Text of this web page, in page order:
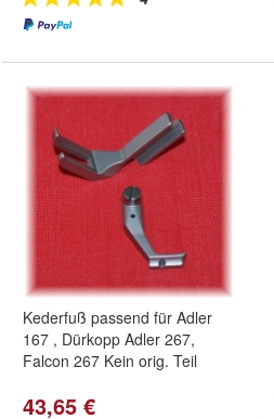
Kederfuß passend für Adler
167 , Dürkopp Adler 267,
Falcon 267 Kein orig. Teil
43,65 €